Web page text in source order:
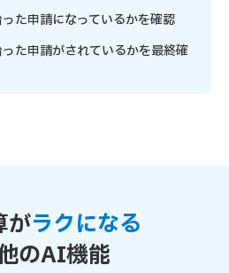
た申請になっているかを確認
た申請がされているかを最終確
がラクになる
のAI機能